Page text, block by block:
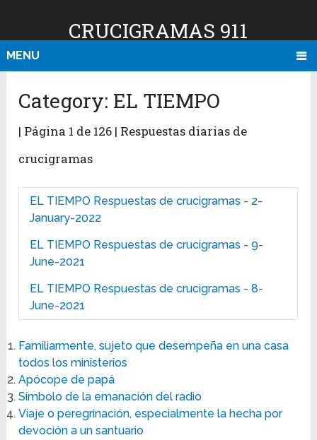
CRUCIGRAMAS 911
MENU
Category: EL TIEMPO
| Página 1 de 126 | Respuestas diarias de
crucigramas
EL TIEMPO Respuestas de crucigramas - 2-
January-2022
EL TIEMPO Respuestas de crucigramas - 9-
June-2021
EL TIEMPO Respuestas de crucigramas - 8-
June-2021
Familiarmente, sujeto que desempeña en una casa
todos los ministerios
Apócope de papá
Símbolo de la emanación del radio
Viaje o peregrinación, especialmente la hecha por
devoción a un santuario